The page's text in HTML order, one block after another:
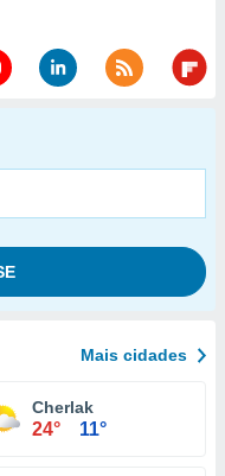
Mais cidades
Cherlak
24° 11°